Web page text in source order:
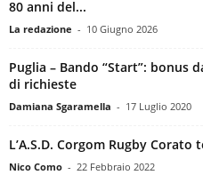
80 anni del...
La redazione - 10 Giugno 2026
Puglia – Bando “Start”: bonus
di richieste
Damiana Sgaramella - 17 Luglio 2020
L’A.S.D. Corgom Rugby
Nico Como - 22 Febbraio 2022